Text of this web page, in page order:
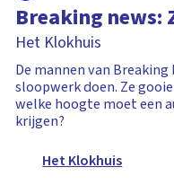
Breaking
Het Klokhuis
De mannen van
sloopwerk doen. Ze
welke hoogte moet een
krijgen?
Het Klokhuis